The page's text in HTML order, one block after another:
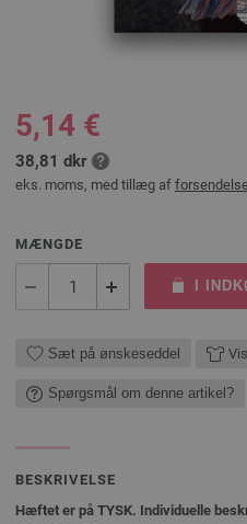
5,14 €
38,81 dkr
eks. moms, med tillæg af
MÆNGDE
I
Sæt på ønskeseddel
Spørgsmål om denne artikel?
BESKRIVELSE
Hæftet er på TYSK. Individuelle